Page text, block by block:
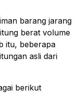
barang jarang
berat volume
itu, beberapa
asli dari
berikut